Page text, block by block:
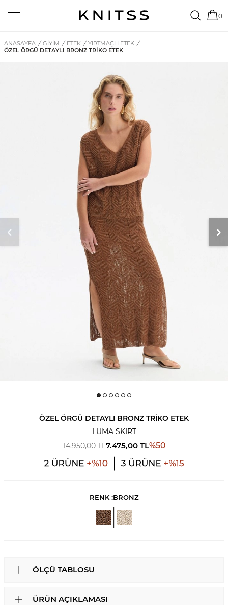
0
ANASAYFA / GİYİM / ETEK / YIRTMAÇLI ETEK /
ÖZEL ÖRGÜ DETAYLI BRONZ TRIKO ETEK
ÖZEL ÖRGÜ DETAYLI BRONZ TRIKO ETEK
LUMA SKIRT
14.950,00TL7.475,00TL%50
RENK :BRONZ
ÖLÇÜ TABLOSU
ÜRÜN AÇIKLAMASI